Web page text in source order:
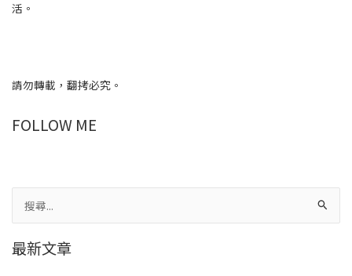
活。
請勿轉載，翻拷必究。
FOLLOW ME
尋
關
最新文章